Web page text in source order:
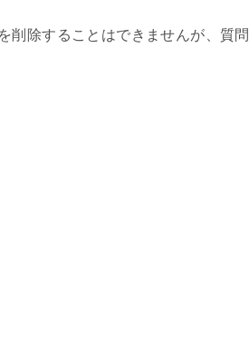
削除することはできませんが、質問